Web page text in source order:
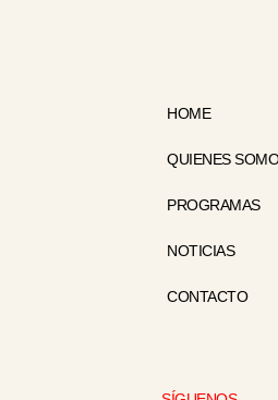
HOME
QUIENES
PROGRAMAS
NOTICIAS
CONTACTO